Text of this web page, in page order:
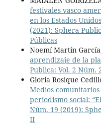
festivales vasco
en los Estados Unidos
(2021): Sphera
Públicas
Noemí Martín
aprendizaje de la
Publica: Vol. 2 Núm.
Gloria Rosique
Medios
periodismo social:
Núm. 19 (2019):
II